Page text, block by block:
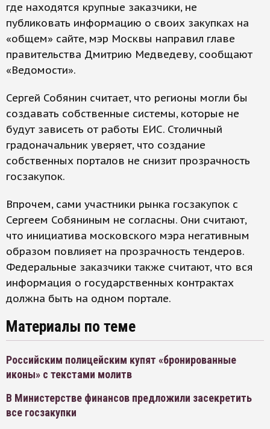
где находятся крупные заказчики, не
публиковать информацию о своих закупках на
«общем» сайте, мэр Москвы направил главе
правительства Дмитрию Медведеву, сообщают
«Ведомости».
Сергей Собянин считает, что регионы могли бы
создавать собственные системы, которые не
будут зависеть от работы ЕИС. Столичный
градоначальник уверяет, что создание
собственных порталов не снизит прозрачность
госзакупок.
Впрочем, сами участники рынка госзакупок с
Сергеем Собяниным не согласны. Они считают,
что инициатива московского мэра негативным
образом повлияет на прозрачность тендеров.
Федеральные заказчики также считают, что вся
информация о государственных контрактах
должна быть на одном портале.
Материалы по теме
Российским полицейским купят «бронированные
иконы» с текстами молитв
В Министерстве финансов предложили засекретить
все госзакупки